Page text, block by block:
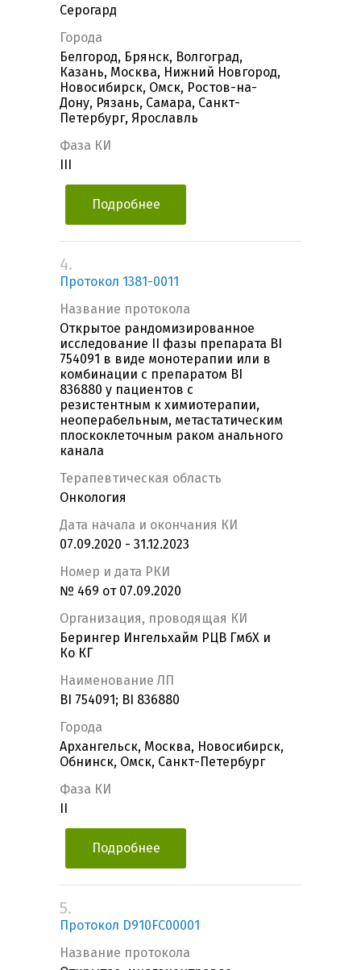
Серогард
Города
Белгород, Брянск, Волгоград,
Казань, Москва, Нижний Новгород,
Новосибирск, Омск, Ростов-на-
Дону, Рязань, Самара, Санкт-
Петербург, Ярославль
Фаза КИ
Подробнее
4.
Протокол 1381-0011
Название протокола
Открытое рандомизированное
исследование II фазы препарата BI
754091 в виде монотерапии или в
комбинации с препаратом BI
836880 у пациентов с
резистентным к химиотерапии,
неоперабельным, метастатическим
плоскоклеточным раком анального
канала
Терапевтическая область
Онкология
Дата начала и окончания КИ
07.09.2020 - 31.12.2023
Номер и дата РКИ
№ 469 от 07.09.2020
Организация, проводящая КИ
Берингер Ингельхайм РЦВ ГмбХ и
Ко КГ
Наименование ЛП
BI 754091; BI 836880
Города
Архангельск, Москва, Новосибирск,
Обнинск, Омск, Санкт-Петербург
Фаза КИ
Подробнее
5.
Протокол D910FC00001
Название протокола